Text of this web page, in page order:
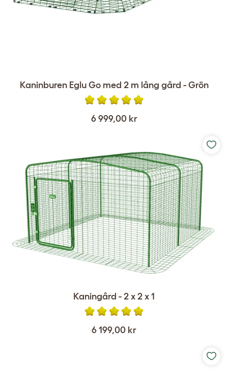
Kaninburen Eglu Go med 2 m lång gård - Grön
6 999,00 kr
Kaningård - 2 x 2 x 1
6 199,00 kr